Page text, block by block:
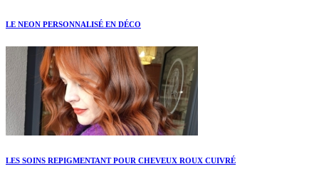
LE NEON PERSONNALISÉ EN DÉCO
LES SOINS REPIGMENTANT POUR CHEVEUX ROUX CUIVRÉ